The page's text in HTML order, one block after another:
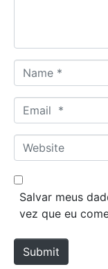
a
m
*
m
a
*
W
e
b
e
Salvar meus
vez que eu
Submit